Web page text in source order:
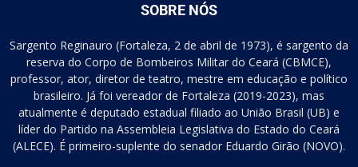
SOBRE NÓS
Sargento Reginauro (Fortaleza, 2 de abril de 1973), é sargento da
reserva do Corpo de Bombeiros Militar do Ceará (CBMCE),
professor, ator, diretor de teatro, mestre em educação e político
brasileiro. Já foi vereador de Fortaleza (2019-2023), mas
atualmente é deputado estadual filiado ao União Brasil (UB) e
líder do Partido na Assembleia Legislativa do Estado do Ceará
(ALECE). É primeiro-suplente do senador Eduardo Girão (NOVO).